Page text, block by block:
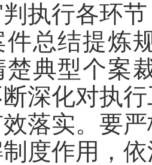
执行各环
件总结提炼
楚典型个案
深化对执
落实。要
度作用，